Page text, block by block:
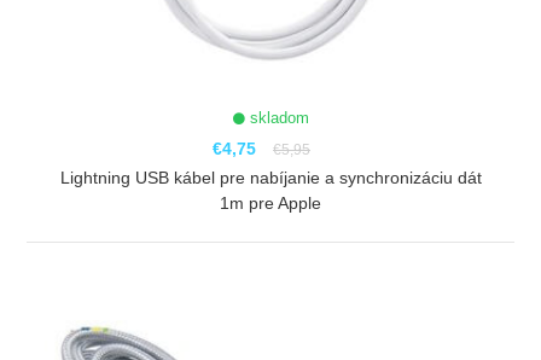
skladom
€4,75 €5,95
Lightning USB kábel pre nabíjanie a synchronizáciu dát
1m pre Apple